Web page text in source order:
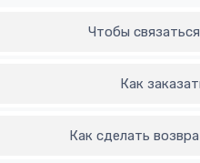
Чтобы
Как
Как сделать